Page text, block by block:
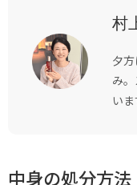
村
夕
み
いま
中身の処分方法